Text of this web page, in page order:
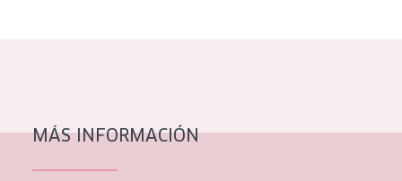
Piel madura
MÁS INFORMACIÓN